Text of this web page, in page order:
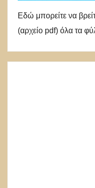
Εδώ μπορείτε να
(αρχείο pdf) όλα τα